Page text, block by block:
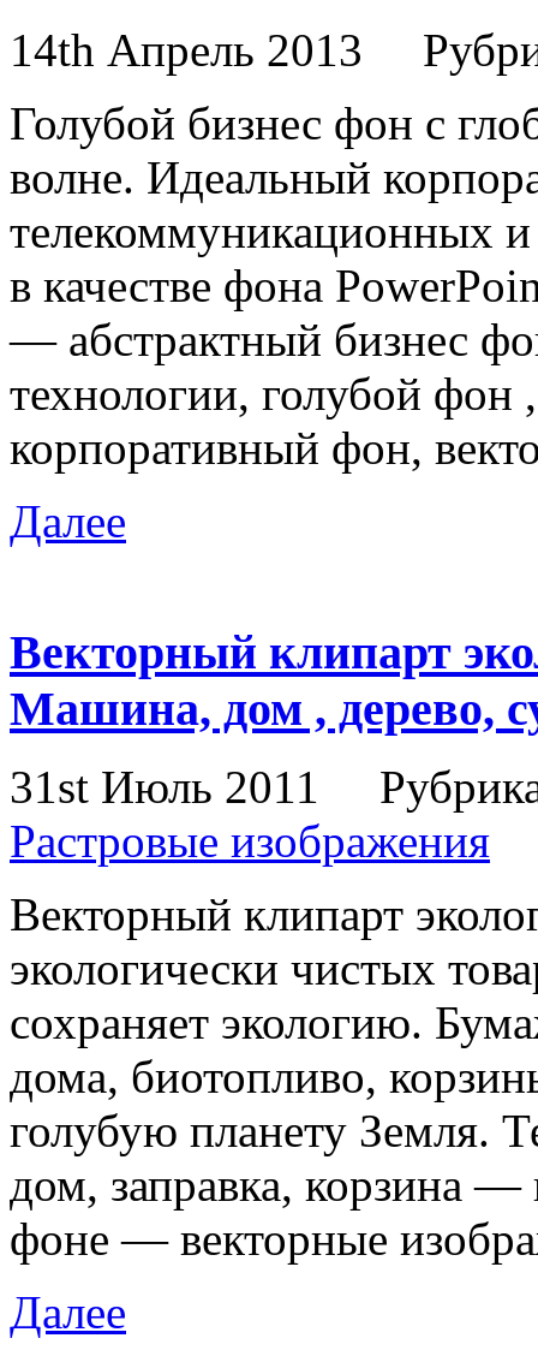
14th Апрель 2013
Голубой бизнес фон с
волне. Идеальный
телекоммуникационных
в качестве фона
— абстрактный бизнес
технологии, голубой фон
корпоративный фон,
Далее
Векторный клипарт
Машина, дом , дерево,
31st Июль 2011
Растровые изображения
Векторный клипарт
экологически чистых
сохраняет экологию.
дома, биотопливо,
голубую планету Земля.
дом, заправка, корзина
фоне — векторные
Далее